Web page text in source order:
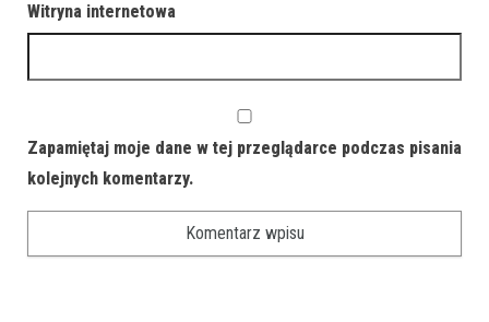
Witryna internetowa
Zapamiętaj moje dane w tej przeglądarce podczas pisania
kolejnych komentarzy.